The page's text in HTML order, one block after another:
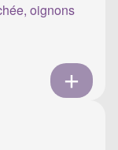
oignons